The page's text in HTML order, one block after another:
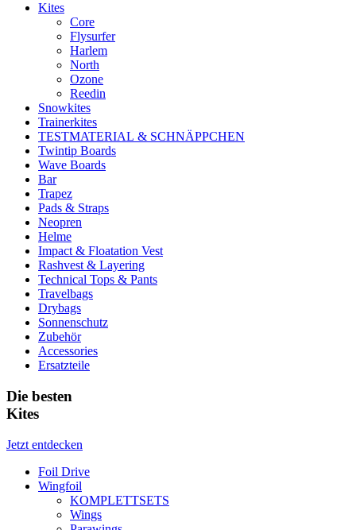
Kites
Core
Flysurfer
Harlem
North
Ozone
Reedin
Snowkites
Trainerkites
TESTMATERIAL & SCHNÄPPCHEN
Twintip Boards
Wave Boards
Bar
Trapez
Pads & Straps
Neopren
Helme
Impact & Floatation Vest
Rashvest & Layering
Technical Tops & Pants
Travelbags
Drybags
Sonnenschutz
Zubehör
Accessories
Ersatzteile
Die besten
Kites
Jetzt entdecken
Foil Drive
Wingfoil
KOMPLETTSETS
Wings